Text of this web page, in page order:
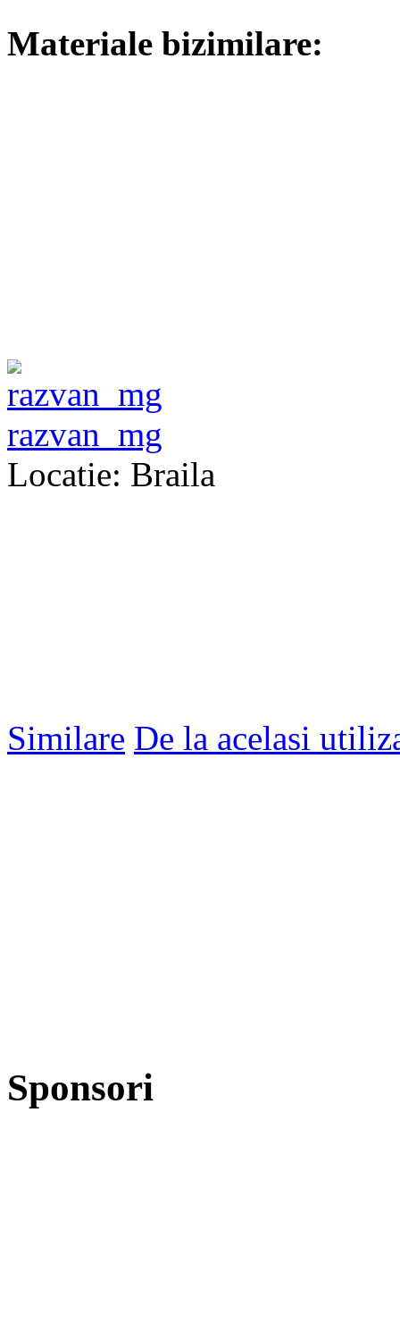
Materiale bizimilare:
razvan_mg
Locatie: Braila
Similare De la acelasi
Sponsori